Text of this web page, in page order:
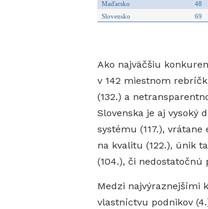
Maďarsko
48
Slovensko
69
Ako najväčšiu
v 142 miestnom
(132.) a
Slovenska je aj vysoký
systému (117.),
na kvalitu (122.), únik
(104.), či nedostatočnú
Medzi najvýraznejšími
vlastníctvu podnikov